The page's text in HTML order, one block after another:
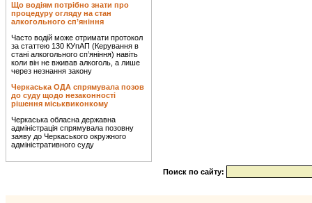
Що водіям потрібно знати про
процедуру огляду на стан
алкогольного сп’яніння
Часто водій може отримати протокол
за статтею 130 КУпАП (Керування в
стані алкогольного сп’яніння) навіть
коли він не вживав алкоголь, а лише
через незнання закону
Черкаська ОДА спрямувала позов
до суду щодо незаконності
рішення міськвиконкому
Черкаська обласна державна
адміністрація спрямувала позовну
заяву до Черкаського окружного
адміністративного суду
Поиск по сайту: